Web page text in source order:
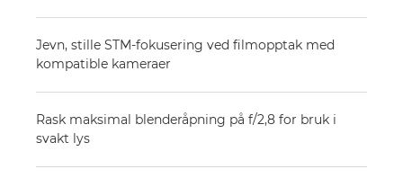
Jevn, stille STM-fokusering ved filmopptak med
kompatible kameraer
Rask maksimal blenderåpning på f/2,8 for bruk i
svakt lys